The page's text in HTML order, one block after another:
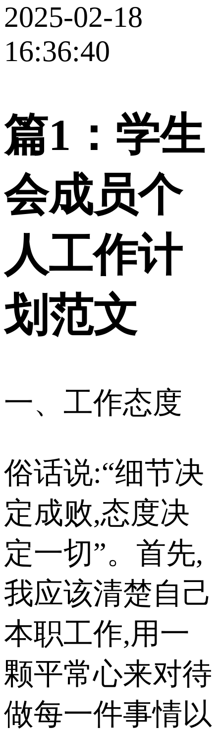
2025-02-18
16:36:40
篇1：学生
会成员个
人工作计
划范文
一、工作态度
俗话说:“细节决
定成败,态度决
定一切”。首先,
我应该清楚自己
本职工作,用一
颗平常心来对待
做每一件事情以